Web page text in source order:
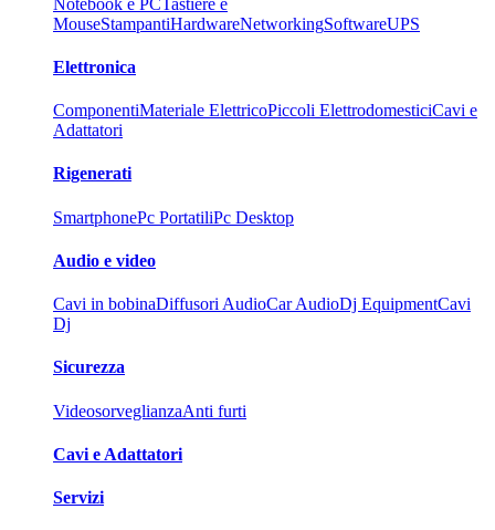
MouseStampantiHardwareNetworkingSoftwareUPS
Elettronica
ComponentiMateriale ElettricoPiccoli ElettrodomesticiCavi e
Adattatori
Rigenerati
SmartphonePc PortatiliPc Desktop
Audio e video
Cavi in bobinaDiffusori AudioCar AudioDj EquipmentCavi
Dj
Sicurezza
VideosorveglianzaAnti furti
Cavi e Adattatori
Servizi